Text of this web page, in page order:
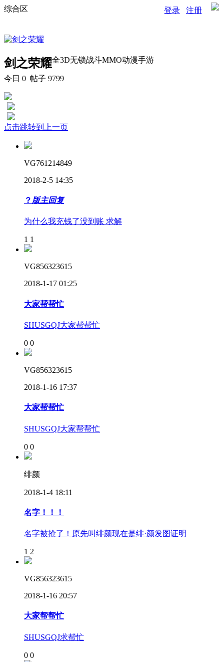
综合区 登录 注册
剑之荣耀全3D无锁战斗MMO动漫手游
今日 0 帖子 9799
点击跳转到上一页
VG761214849
2018-2-5 14:35
？ 版主回复
为什么我充钱了没到账 求解
1 1
VG856323615
2018-1-17 01:25
大家帮帮忙
SHUSGQJ大家帮帮忙
0 0
VG856323615
2018-1-16 17:37
大家帮帮忙
SHUSGQJ大家帮帮忙
0 0
绯颜
2018-1-4 18:11
名字！！！
名字被抢了！原先叫绯颜现在是绯·颜发图证明
1 2
VG856323615
2018-1-16 20:57
大家帮帮忙
SHUSGQJ求帮忙
0 0